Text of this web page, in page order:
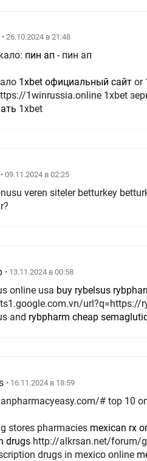
• 26.10.2024 в 21:48
пин ап - пин ап
1xbet официальный сайт or
1winrussia.online 1xbet
1xbet
• 09.11.2024 в 02:25
veren siteler betturkey
• 13.11.2024 в 00:58
online usa buy rybelsus
url?q=https://
and rybpharm cheap
• 16.11.2024 в 18:59
# top 10
stores pharmacies mexican rx
drugs
drugs in mexico online